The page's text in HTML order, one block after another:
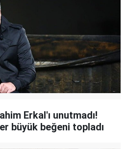
Erkal'ı unutmadı!
büyük beğeni topladı